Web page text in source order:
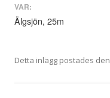
VAR:
Älgsjön, 25m
Detta inlägg postades den